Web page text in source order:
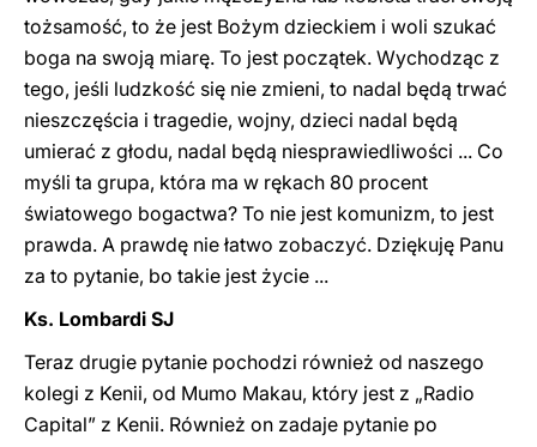
tożsamość, to że jest Bożym dzieckiem i woli szukać
boga na swoją miarę. To jest początek. Wychodząc z
tego, jeśli ludzkość się nie zmieni, to nadal będą trwać
nieszczęścia i tragedie, wojny, dzieci nadal będą
umierać z głodu, nadal będą niesprawiedliwości ... Co
myśli ta grupa, która ma w rękach 80 procent
światowego bogactwa? To nie jest komunizm, to jest
prawda. A prawdę nie łatwo zobaczyć. Dziękuję Panu
za to pytanie, bo takie jest życie ...
Ks. Lombardi SJ
Teraz drugie pytanie pochodzi również od naszego
kolegi z Kenii, od Mumo Makau, który jest z „Radio
Capital” z Kenii. Również on zadaje pytanie po